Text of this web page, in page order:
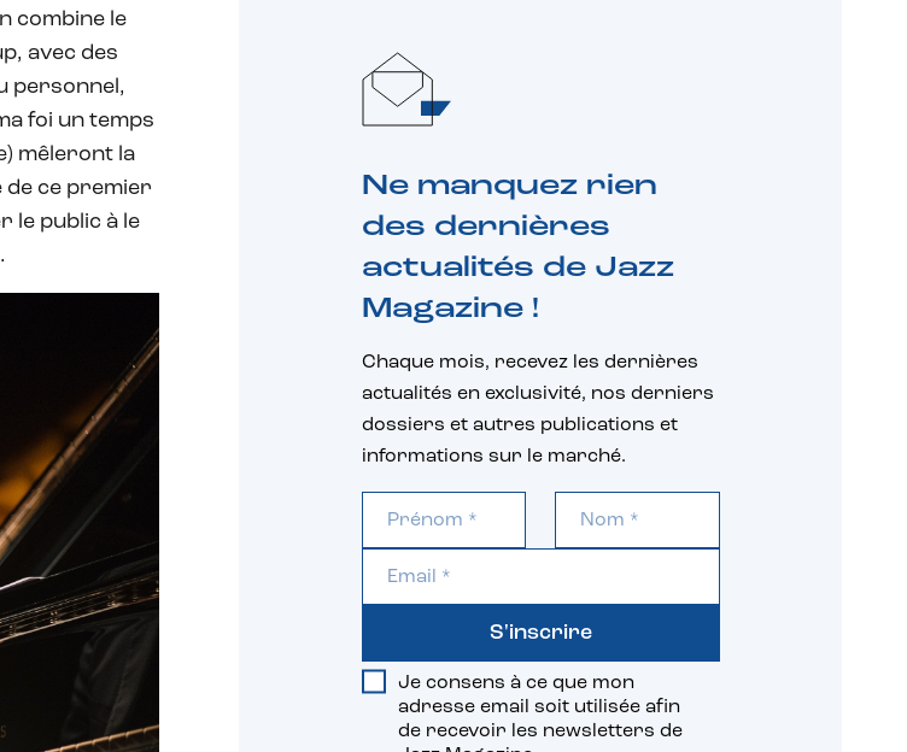
combine le
avec des
personnel,
foi un temps
mêleront la
de ce premier
le public à le
Ne manquez rien
des dernières
actualités de Jazz
Magazine !
Chaque mois, recevez les dernières
actualités en exclusivité, nos derniers
dossiers et autres publications et
informations sur le marché.
Je consens à ce que mon
adresse email soit utilisée afin
de recevoir les newsletters de
S'inscrire